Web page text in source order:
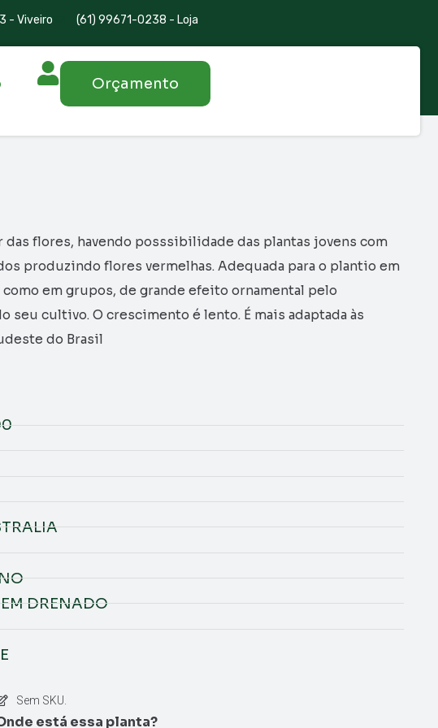
- Viveiro (61) 99671-0238 - Loja
Orçamento
das flores, havendo posssibilidade das plantas jovens com
produzindo flores vermelhas. Adequada para o plantio em
em grupos, de grande efeito ornamental pelo
cultivo. O crescimento é lento. É mais adaptada às
do Brasil
DRENADO
Sem SKU.
está essa planta?